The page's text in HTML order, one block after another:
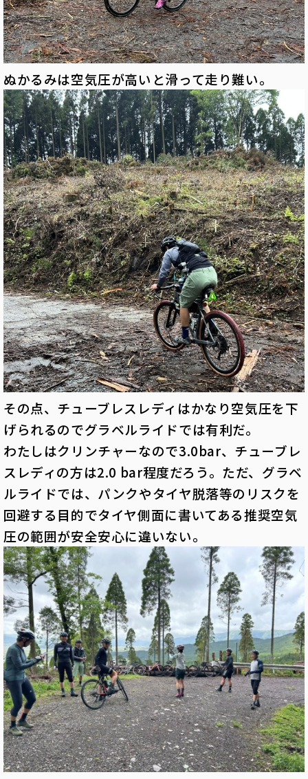
ぬかるみは空気圧が高いと滑って走り難い。
その点、チューブレスレディはかなり空気圧を下
げられるのでグラベルライドでは有利だ。
わたしはクリンチャーなので3.0bar、チューブレ
スレディの方は2.0 bar程度だろう。ただ、グラベ
ルライドでは、パンクやタイヤ脱落等のリスクを
回避する目的でタイヤ側面に書いてある推奨空気
圧の範囲が安全安心に違いない。